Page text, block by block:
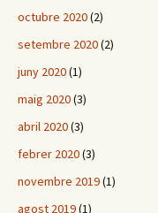
octubre 2020(2)
setembre 2020(2)
juny 2020(1)
maig 2020(3)
abril 2020(3)
febrer 2020(3)
novembre 2019(1)
agost 2019(1)